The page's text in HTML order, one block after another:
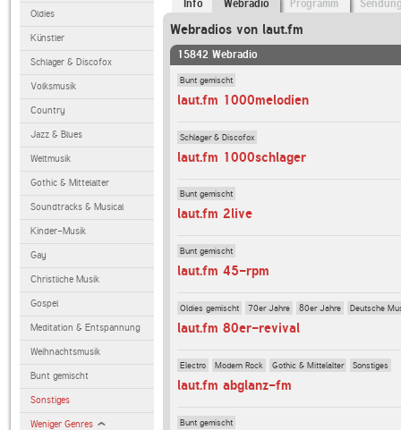
Oldies
Künstler
Schlager & Discofox
Volksmusik
Country
Jazz & Blues
Weltmusik
Gothic & Mittelalter
Soundtracks & Musical
Kinder-Musik
Gay
Christliche Musik
Gospel
Meditation & Entspannung
Weihnachtsmusik
Bunt gemischt
Sonstiges
Weniger Genres
Info Webradio Programm
Webradios von laut.fm
15842 Webradio
Bunt gemischt
laut.fm 1000melodien
Schlager & Discofox
laut.fm 1000schlager
Bunt gemischt
laut.fm 2live
Bunt gemischt
laut.fm 45-rpm
Oldies gemischt 70er Jahre 80er Jahre Deutsche
laut.fm 80er-revival
Electro Modern Rock Gothic & Mittelalter Sonstiges
laut.fm abglanz-fm
Bunt gemischt